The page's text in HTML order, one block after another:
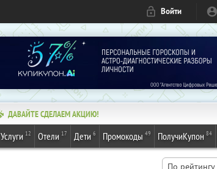
Войти
ДАВАЙТЕ СДЕЛАЕМ АКЦИЮ!
Услуги 12 Отели 17 Дети 6 Промокоды 49 ПолучиКупон 84
По рейтингу